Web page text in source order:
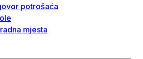
potrošaća
mjesta